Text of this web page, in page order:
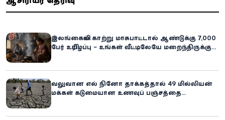
இலங்கையில் காற்று மாசுபாட்டால் ஆண்டுக்கு 7,000
பேர் உயிரிழப்பு – உங்கள் வீட்டிலேயே மறைந்திருக்கும்
வலுவான எல் நினோ தாக்கத்தால் 49 மில்லியன்
மக்கள் கடுமையான உணவுப் பஞ்சத்தை